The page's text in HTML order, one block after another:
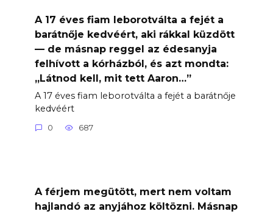
A 17 éves fiam leborotválta a fejét a
barátnője kedvéért, aki rákkal küzdött
— de másnap reggel az édesanyja
felhívott a kórházból, és azt mondta:
„Látnod kell, mit tett Aaron…”
A 17 éves fiam leborotválta a fejét a barátnője
kedvéért
0 687
A férjem megütött, mert nem voltam
hajlandó az anyjához költözni. Másnap